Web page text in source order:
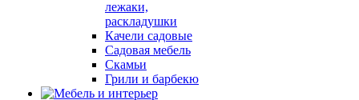
лежаки,
раскладушки
Качели садовые
Садовая мебель
Скамьи
Грили и барбекю